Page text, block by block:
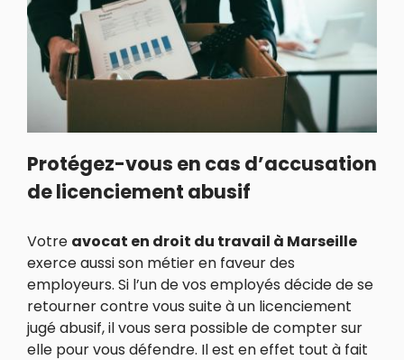
Protégez-vous en cas d’accusation
de licenciement abusif
Votre avocat en droit du travail à Marseille
exerce aussi son métier en faveur des
employeurs. Si l’un de vos employés décide de se
retourner contre vous suite à un licenciement
jugé abusif, il vous sera possible de compter sur
elle pour vous défendre. Il est en effet tout à fait